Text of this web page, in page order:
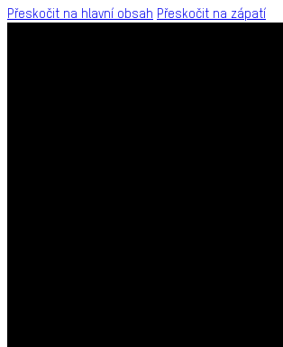
Přeskočit na hlavní obsah Přeskočit na zápatí